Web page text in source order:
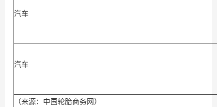
汽车
汽车
（来源：中国轮胎商务网）